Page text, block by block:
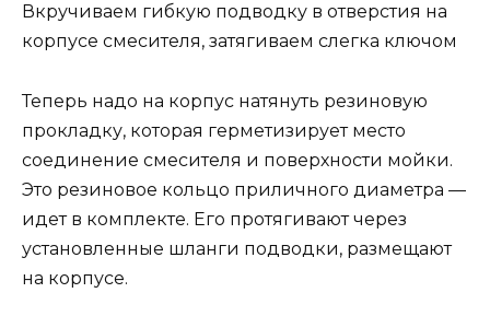
Вкручиваем гибкую подводку в отверстия на
корпусе смесителя, затягиваем слегка ключом
Теперь надо на корпус натянуть резиновую
прокладку, которая герметизирует место
соединение смесителя и поверхности мойки.
Это резиновое кольцо приличного диаметра —
идет в комплекте. Его протягивают через
установленные шланги подводки, размещают
на корпусе.